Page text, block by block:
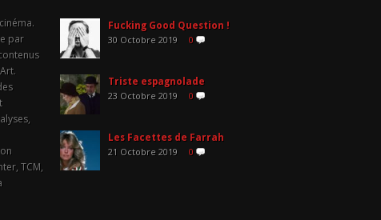
par
TCM,
Fucking Good Question !
30 Octobre 2019 0
Triste espagnolade
23 Octobre 2019 0
Les Facettes de Farrah
21 Octobre 2019 0